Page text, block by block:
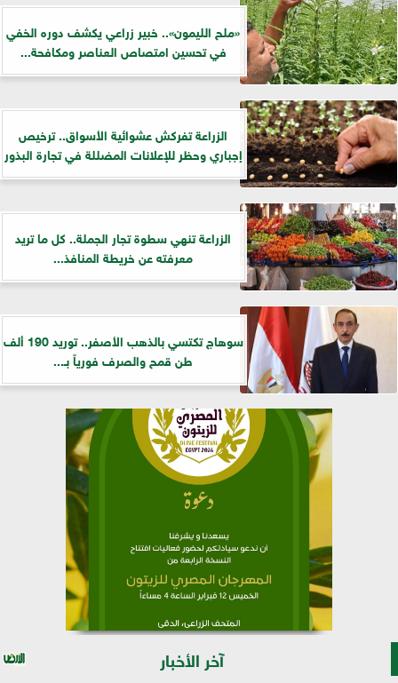
«ملح الليمون».. خبير زراعي يكشف دوره الخفي
في تحسين امتصاص العناصر ومكافحة...
الزراعة تفركش عشوائية الأسواق.. ترخيص
إجباري وحظر للإعلانات المضللة في تجارة البذور
الزراعة تنهي سطوة تجار الجملة.. كل ما تريد
معرفته عن خريطة المنافذ...
سوهاج تكتسي بالذهب الأصفر.. توريد 190 ألف
طن قمح والصرف فورياً بـ...
آخر الأخبار